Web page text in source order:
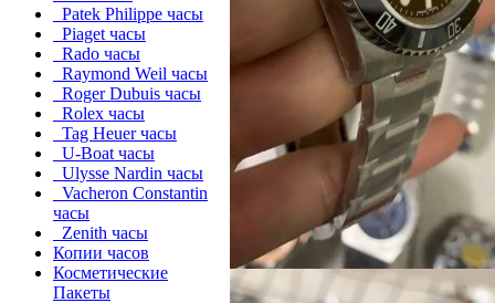
Patek Philippe часы
Piaget часы
Rado часы
Raymond Weil часы
Roger Dubuis часы
Rolex часы
Tag Heuer часы
U-Boat часы
Ulysse Nardin часы
Vacheron Constantin
часы
Zenith часы
Копии часов
Косметические
Пакеты